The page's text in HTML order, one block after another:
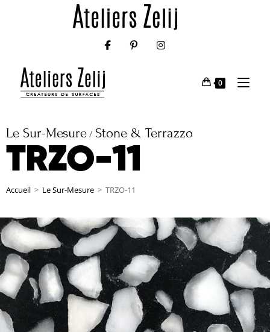
0
Le Sur-Mesure / Stone & Terrazzo
TRZO-11
Accueil > Le Sur-Mesure > TRZO-11